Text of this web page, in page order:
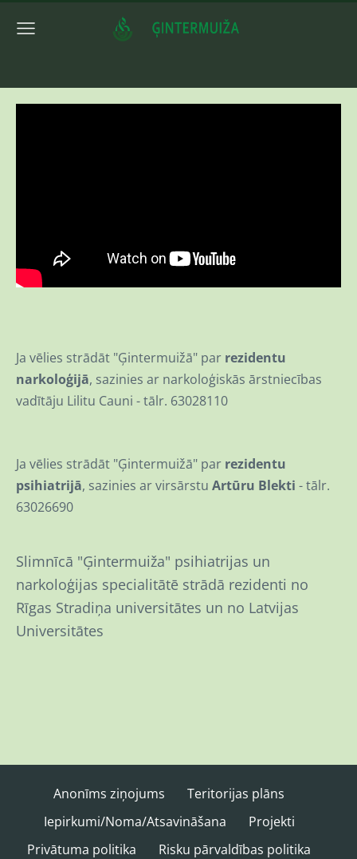
Ja vēlies strādāt "Ģintermuižā" par rezidentu
narkoloģijā, sazinies ar narkoloģiskās ārstniecības
vadītāju Lilitu Cauni - tālr. 63028110
Ja vēlies strādāt "Ģintermuižā" par rezidentu
psihiatrijā, sazinies ar virsārstu Artūru Blekti - tālr.
63026690
Slimnīcā "Ģintermuiža" psihiatrijas un
narkoloģijas specialitātē strādā rezidenti no
Rīgas Stradiņa universitātes un no Latvijas
Universitātes
Anonīms ziņojums
Teritorijas plāns
Iepirkumi/Noma/Atsavināšana
Projekti
Privātuma politika
Risku pārvaldības politika